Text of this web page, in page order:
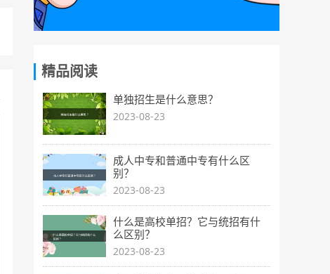
精品阅读
单独招生是什么意思？
2023-08-23
成人中专和普通中专有什么区
别？
2023-08-23
什么是高校单招？它与统招有什
么区别？
2023-08-23